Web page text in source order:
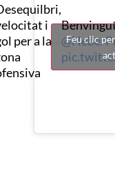
i
per a la
Feu clic